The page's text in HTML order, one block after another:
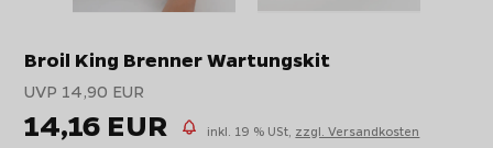
Broil King Brenner Wartungskit
UVP 14,90 EUR
14,16 EUR inkl. 19 % USt, zzgl. Versandkosten